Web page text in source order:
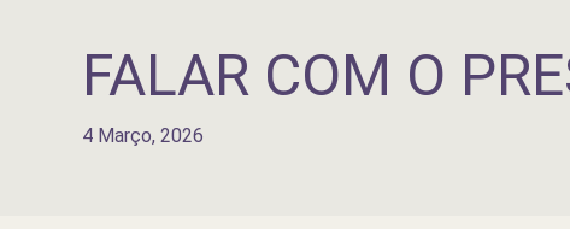
FALAR COM O
4 Março, 2026